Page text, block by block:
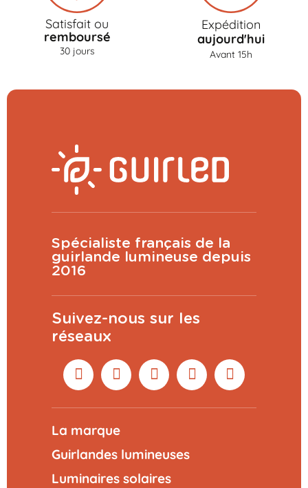
Satisfait ou
remboursé
30 jours
Expédition
aujourd'hui
Avant 15h
Spécialiste français de la
guirlande lumineuse depuis
2016
Suivez-nous sur les
réseaux
La marque
Guirlandes lumineuses
Luminaires solaires